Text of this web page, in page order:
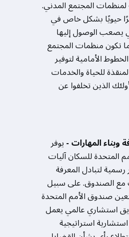
لمنظمات المجتمع المدني.
حيويًا بشكل خاص في
يصعب الوصول إليها
تكون منظمات المجتمع
الأمامية لتوفير
للحياة والخدمات
الذين تخلفوا عن
وبناء المهارات -يوفر
المتحدة للسكان آليات
لتبادل المعرفة
مع الصندوق. على سبيل
صندوق الأمم المتحدة
استشاري عالمي يعمل
استراتيجية